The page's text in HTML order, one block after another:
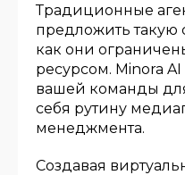
Традиционные
предложить такую
как они
ресурсом. Minora
вашей команды
себя рутину
менеджмента.
Создавая